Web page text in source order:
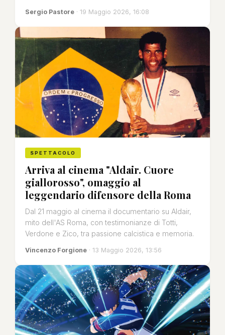
Sergio Pastore · 19 Maggio 2026, 16:08
SPETTACOLO
Arriva al cinema "Aldair. Cuore
giallorosso", omaggio al
leggendario difensore della Roma
Dal 21 maggio al cinema il documentario su Aldair,
mito dell'AS Roma, con testimonianze di Totti,
Verdone e Zico, tra passione calcistica e memoria.
Vincenzo Forgione · 13 Maggio 2026, 13:56